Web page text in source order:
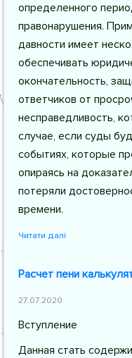
определенного
правонарушения.
давности имеет
обеспечивать
окончательность,
ответчиков от
несправедливость,
случае, если суды
событиях, которые
опираясь на
потеряли
времени.
Читати далі
Расчет пени
27.07.2020
Вступление
Данная стать